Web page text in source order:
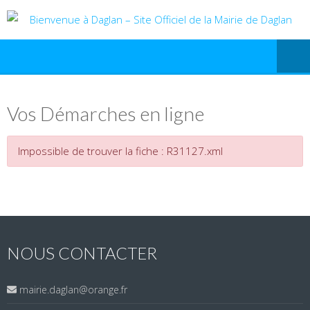
Vos Démarches en ligne
Impossible de trouver la fiche : R31127.xml
NOUS CONTACTER
mairie.daglan@orange.fr